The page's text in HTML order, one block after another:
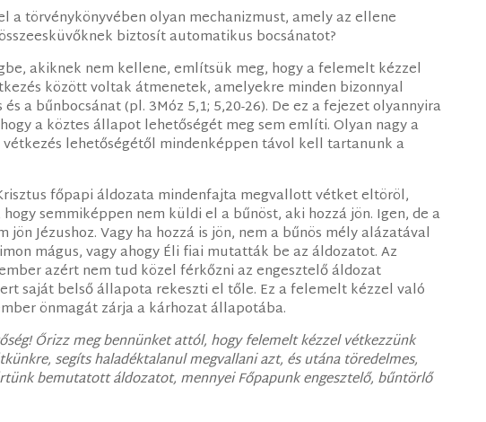
a törvénykönyvében olyan mechanizmust, amely az ellene
biztosít automatikus bocsánatot?
akiknek nem kellene, említsük meg, hogy a felemelt kézzel
között voltak átmenetek, amelyekre minden bizonnyal
a bűnbocsánat (pl. 3Móz 5,1; 5,20-26). De ez a fejezet olyannyira
a köztes állapot lehetőségét meg sem említi. Olyan nagy a
vétkezés lehetőségétől mindenképpen távol kell tartanunk a
főpapi áldozata mindenfajta megvallott vétket eltöröl,
semmiképpen nem küldi el a bűnöst, aki hozzá jön. Igen, de a
Jézushoz. Vagy ha hozzá is jön, nem a bűnös mély alázatával
mágus, vagy ahogy Éli fiai mutatták be az áldozatot. Az
azért nem tud közel férkőzni az engesztelő áldozat
saját belső állapota rekeszti el tőle. Ez a felemelt kézzel való
önmagát zárja a kárhozat állapotába.
Őrizz meg bennünket attól, hogy felemelt kézzel vétkezzünk
segíts haladéktalanul megvallani azt, és utána töredelmes,
bemutatott áldozatot, mennyei Főpapunk engesztelő, bűntörlő